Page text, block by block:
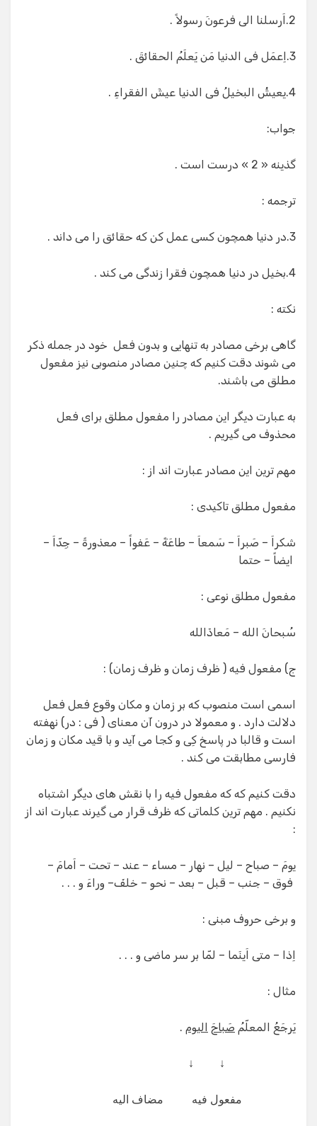
2.اَرسلنا الی فرعونَ رسولاً .
3.اِعمَل فی الدنیا مَن یَعلَمُ الحقائقَ .
4.یعیشُ البخیلُ فی الدنیا عیشَ الفقراءِ .
جواب:
گذینه « 2 » درست است .
ترجمه :
3.در دنیا همچون کسی عمل کن که حقائق را می داند .
4.بخیل در دنیا همچون فقرا زندگی می کند .
نکته :
گاهی برخی مصادر به تنهایی و بدون فعل خود در جمله ذکر
می شوند دقت کنیم که چنین مصادر منصوبی نیز مفعول
مطلق می باشند.
به عبارت دیگر این مصادر را مفعول مطلق برای فعل
محذوف می گیریم .
مهم ترین این مصادر عبارت اند از :
مفعول مطلق تاکیدی :
شکراَ – صَبراَ – سَمعاَ – طاعَةً – عَفواً – معذورةً – جِدّاَ –
ایضاً – حتما
مفعول مطلق نوعی :
سُبحانَ الله – مَعاذَالله
ج) مفعول فیه ( ظرف زمان و ظرف زمان) :
اسمی است منصوب که بر زمان و مکان وقوع فعل فعل
دلالت دارد . و معمولا در درون آن معنای ( فی : در) نهفته
است و قالبا در پاسخ کِی و کجا می آید و با قید مکان و زمان
فارسی مطابقت می کند .
دقت کنیم که که مفعول فیه را با نقش های دیگر اشتباه
نکنیم . مهم ترین کلماتی که ظرف قرار می گیرند عبارت اند از
:
یومَ – صباح – لیل – نهار – مساء – عند – تحت – اَمامَ –
فوق – جنب – قبل – بعد – نحو – خلفَ– وراءَ و . . .
و برخی حروف مبنی :
اِذا – متی اَینَما – لمّا بر سر ماضی و . . .
مثال :
یَرجَعُ المعلّمُ صَباحَ الیوم .
↓ ↓
مفعول فیه مضاف الیه